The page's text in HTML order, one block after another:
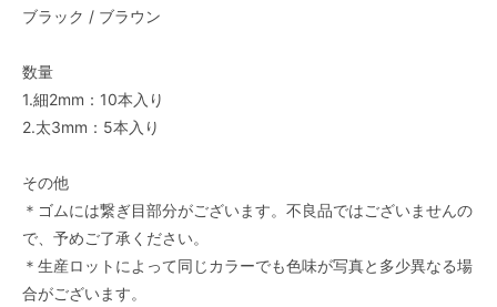
ブラック / ブラウン
数量
1.細2mm：10本入り
2.太3mm：5本入り
その他
＊ゴムには繋ぎ目部分がございます。不良品ではございませんの
で、予めご了承ください。
＊生産ロットによって同じカラーでも色味が写真と多少異なる場
合がございます。